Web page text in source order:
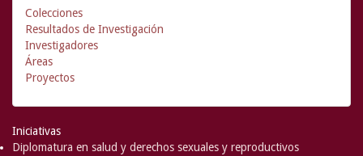
Colecciones
Resultados de Investigación
Investigadores
Áreas
Proyectos
Iniciativas
Diplomatura en salud y derechos sexuales y reproductivos